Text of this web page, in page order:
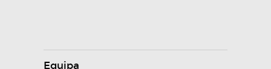
Equipa